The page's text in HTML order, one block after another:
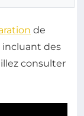
de
incluant des
consulter